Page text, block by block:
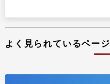
よく見られているページ